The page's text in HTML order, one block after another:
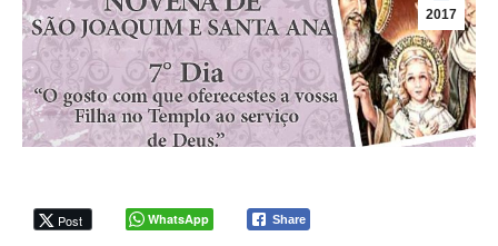
2017
Post WhatsApp Share